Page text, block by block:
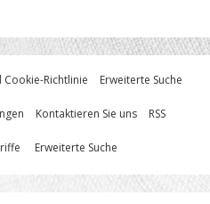
Cookie-Richtlinie Erweiterte Suche
Kontaktieren Sie uns RSS
Erweiterte Suche